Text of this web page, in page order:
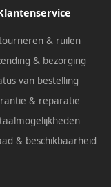
& ruilen
& bezorging
van bestelling
& reparatie
& beschikbaarheid